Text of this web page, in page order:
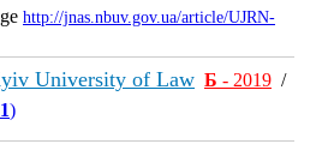
http://jnas.nbuv.gov.ua/article/UJRN-
University of Law Б - 2019 /
)